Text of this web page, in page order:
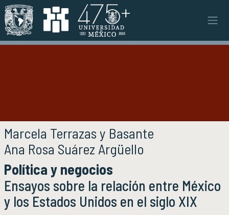
Pasar al contenido principal
Documentos institucionales
Órganos colegiados
Normatividad y gestiones
Investigación
INVESTIGACIÓN
Áreas de investigación e investigadores
Proyectos de investigación
Autoría de la publicación
Marcela Terrazas y Basante
Ana Rosa Suárez Argüello
Título de la publicación
Política y negocios
Subtítulo de la publicación
Ensayos sobre la relación entre México
y los Estados Unidos en el siglo XIX